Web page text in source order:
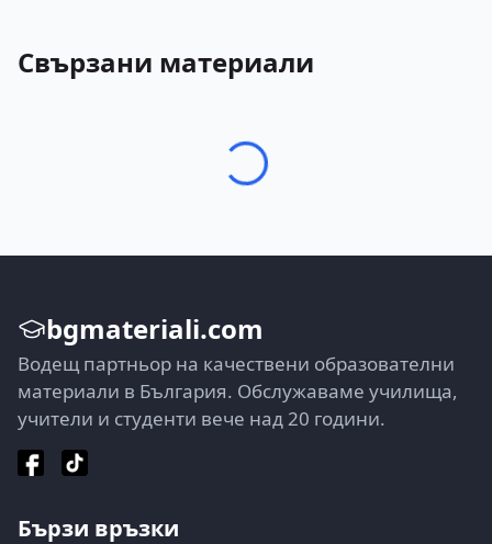
Свързани материали
bgmateriali.com
Водещ партньор на качествени образователни
материали в България. Обслужаваме училища,
учители и студенти вече над 20 години.
Бързи връзки